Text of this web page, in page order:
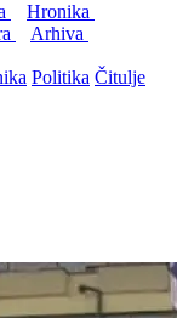
Hronika
Arhiva
Politika Čitulje